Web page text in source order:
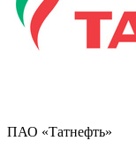
ПАО «Татнефть»